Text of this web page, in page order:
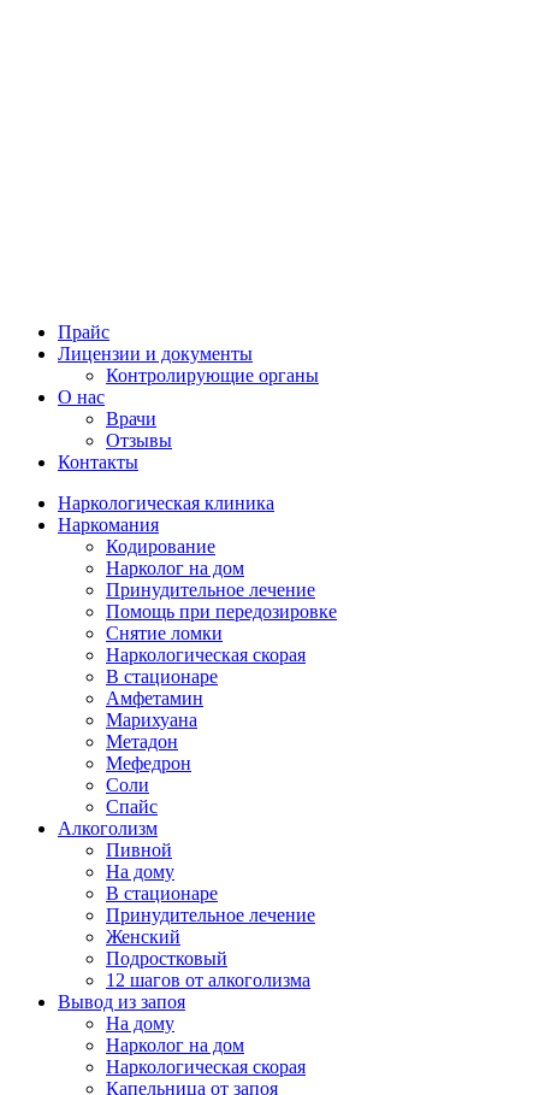
Прайс
Лицензии и документы
Контролирующие органы
О нас
Врачи
Отзывы
Контакты
Наркологическая клиника
Наркомания
Кодирование
Нарколог на дом
Принудительное лечение
Помощь при передозировке
Снятие ломки
Наркологическая скорая
В стационаре
Амфетамин
Марихуана
Метадон
Мефедрон
Соли
Спайс
Алкоголизм
Пивной
На дому
В стационаре
Принудительное лечение
Женский
Подростковый
12 шагов от алкоголизма
Вывод из запоя
На дому
Нарколог на дом
Наркологическая скорая
Капельница от запоя